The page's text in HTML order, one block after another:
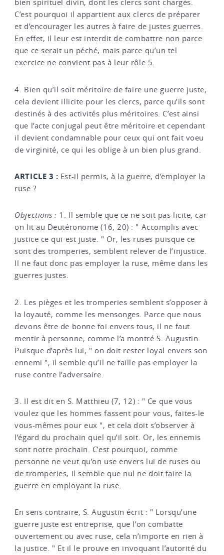
bien spirituel divin, dont les clercs sont chargés.
C’est pourquoi il appartient aux clercs de préparer
et d’encourager les autres à faire de justes guerres.
En effet, il leur est interdit de combattre non parce
que ce serait un péché, mais parce qu’un tel
exercice ne convient pas à leur rôle 5.
4. Bien qu’il soit méritoire de faire une guerre juste,
cela devient illicite pour les clercs, parce qu’ils sont
destinés à des activités plus méritoires. C’est ainsi
que l’acte conjugal peut être méritoire et cependant
il devient condamnable pour ceux qui ont fait voeu
de virginité, ce qui les oblige à un bien plus grand.
ARTICLE 3 : Est-il permis, à la guerre, d’employer la
ruse ?
Objections : 1. Il semble que ce ne soit pas licite, car
on lit au Deutéronome (16, 20) : " Accomplis avec
justice ce qui est juste. " Or, les ruses puisque ce
sont des tromperies, semblent relever de l’injustice.
Il ne faut donc pas employer la ruse, même dans les
guerres justes.
2. Les pièges et les tromperies semblent s’opposer à
la loyauté, comme les mensonges. Parce que nous
devons être de bonne foi envers tous, il ne faut
mentir à personne, comme l’a montré S. Augustin.
Puisque d’après lui, " on doit rester loyal envers son
ennemi ", il semble qu’il ne faille pas employer la
ruse contre l’adversaire.
3. Il est dit en S. Matthieu (7, 12) : " Ce que vous
voulez que les hommes fassent pour vous, faites-le
vous-mêmes pour eux ", et cela doit s’observer à
l’égard du prochain quel qu’il soit. Or, les ennemis
sont notre prochain. C’est pourquoi, comme
personne ne veut qu’on use envers lui de ruses ou
de tromperies, il semble que nul ne doit faire la
guerre en employant la ruse.
En sens contraire, S. Augustin écrit : " Lorsqu’une
guerre juste est entreprise, que l’on combatte
ouvertement ou avec ruse, cela n’importe en rien à
la justice. " Et il le prouve en invoquant l’autorité du